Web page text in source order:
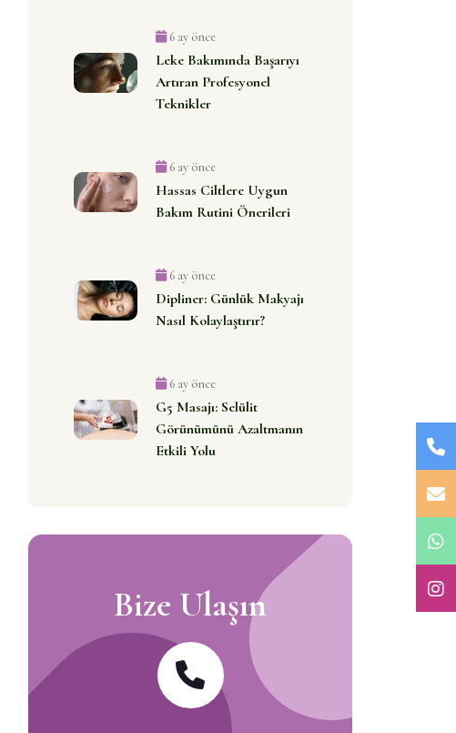
6 ay önce
Leke Bakımında Başarıyı
Artıran Profesyonel
Teknikler
6 ay önce
Hassas Ciltlere Uygun
Bakım Rutini Önerileri
6 ay önce
Dipliner: Günlük Makyajı
Nasıl Kolaylaştırır?
6 ay önce
G5 Masajı: Selülit
Görünümünü Azaltmanın
Etkili Yolu
Bize Ulaşın